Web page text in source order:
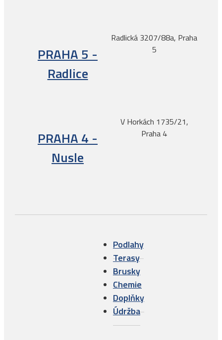
PRAHA 5 -
Radlice
Radlická 3207/88a, Praha
5
PRAHA 4 -
Nusle
V Horkách 1735/21,
Praha 4
Podlahy
Terasy
Brusky
Chemie
Doplňky
Údržba